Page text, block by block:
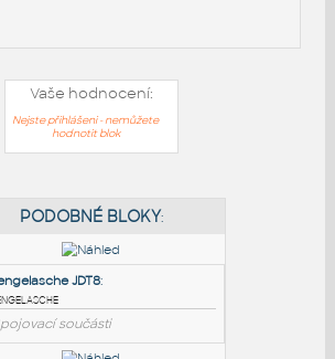
Vaše hodnocení:
Nejste přihlášeni - nemůžete
hodnotit blok